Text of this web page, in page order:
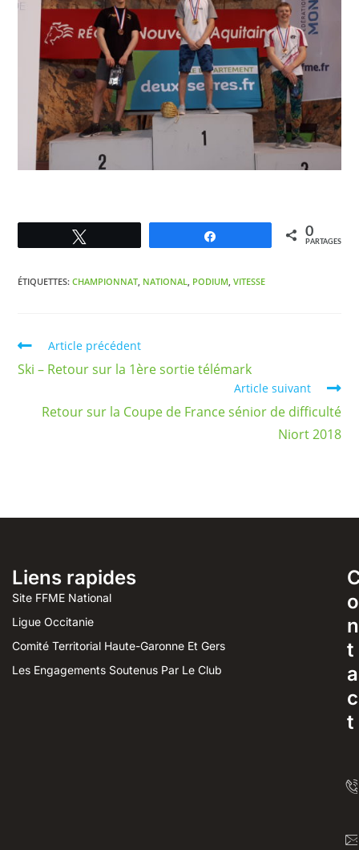
0
PARTAGES
ÉTIQUETTES:CHAMPIONNAT, NATIONAL, PODIUM, VITESSE
Article précédent
Ski – Retour sur la 1ère sortie télémark
Article suivant
Retour sur la Coupe de France sénior de difficulté
Niort 2018
Liens rapides
Site FFME National
Ligue Occitanie
Comité Territorial Haute-Garonne Et Gers
Les Engagements Soutenus Par Le Club
o
n
t
a
c
t